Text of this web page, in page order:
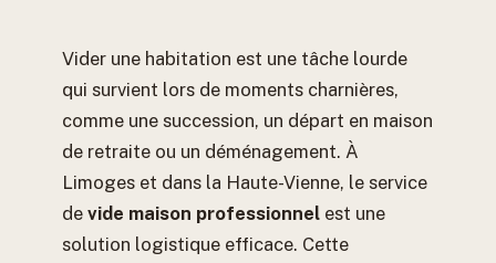
Vider une habitation est une tâche lourde
qui survient lors de moments charnières,
comme une succession, un départ en maison
de retraite ou un déménagement. À
Limoges et dans la Haute-Vienne, le service
de vide maison professionnel est une
solution logistique efficace. Cette